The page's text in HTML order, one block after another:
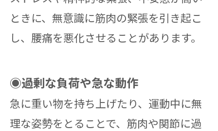
ときに、無意識に筋肉の緊張を引き起こ
し、腰痛を悪化させることがあります。
◉過剰な負荷や急な動作
急に重い物を持ち上げたり、運動中に無
理な姿勢をとることで、筋肉や関節に過